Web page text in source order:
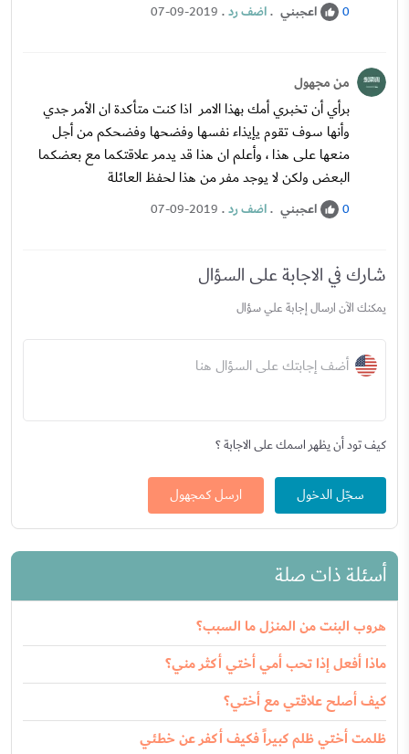
0 اعجبني .اضف رد.
07-09-2019
من مجهول
برأي أن تخبري أمك بهذا الامر اذا كنت متأكدة ان الأمر جدي
وأنها سوف تقوم يإيذاء نفسها وفضحها وفضحكم من أجل
منعها على هذا ، وأعلم ان هذا قد يدمر علاقتكما مع بعضكما
البعض ولكن لا يوجد مفر من هذا لحفظ العائلة
0 اعجبني .اضف رد.
07-09-2019
شارك في الاجابة على السؤال
يمكنك الآن ارسال إجابة علي سؤال
أضف إجابتك على السؤال هنا
كيف تود أن يظهر اسمك على الاجابة ؟
سجّل الدخول ارسل كمجهول
أسئلة ذات صلة
هروب البنت من المنزل ما السبب؟
ماذا أفعل إذا تحب أمي أختي أكثر مني؟
كيف أصلح علاقتي مع أختي؟
ظلمت أختي ظلم كبيراً فكيف أكفر عن خطئي